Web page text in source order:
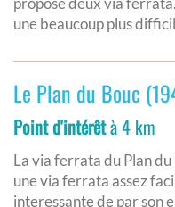
une beaucoup plus
Le Plan du Bouc
Point d'intérêtà 4 km
La via ferrata du Plan du
une via ferrata assez
interessante de par son